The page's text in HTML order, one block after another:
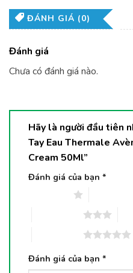
ĐÁNH GIÁ (0)
Đánh giá
Chưa có đánh giá nào.
Hãy là người đầu tiên
Tay Eau Thermale
Cream 50Ml”
Đánh giá của bạn *
Đánh giá của bạn *